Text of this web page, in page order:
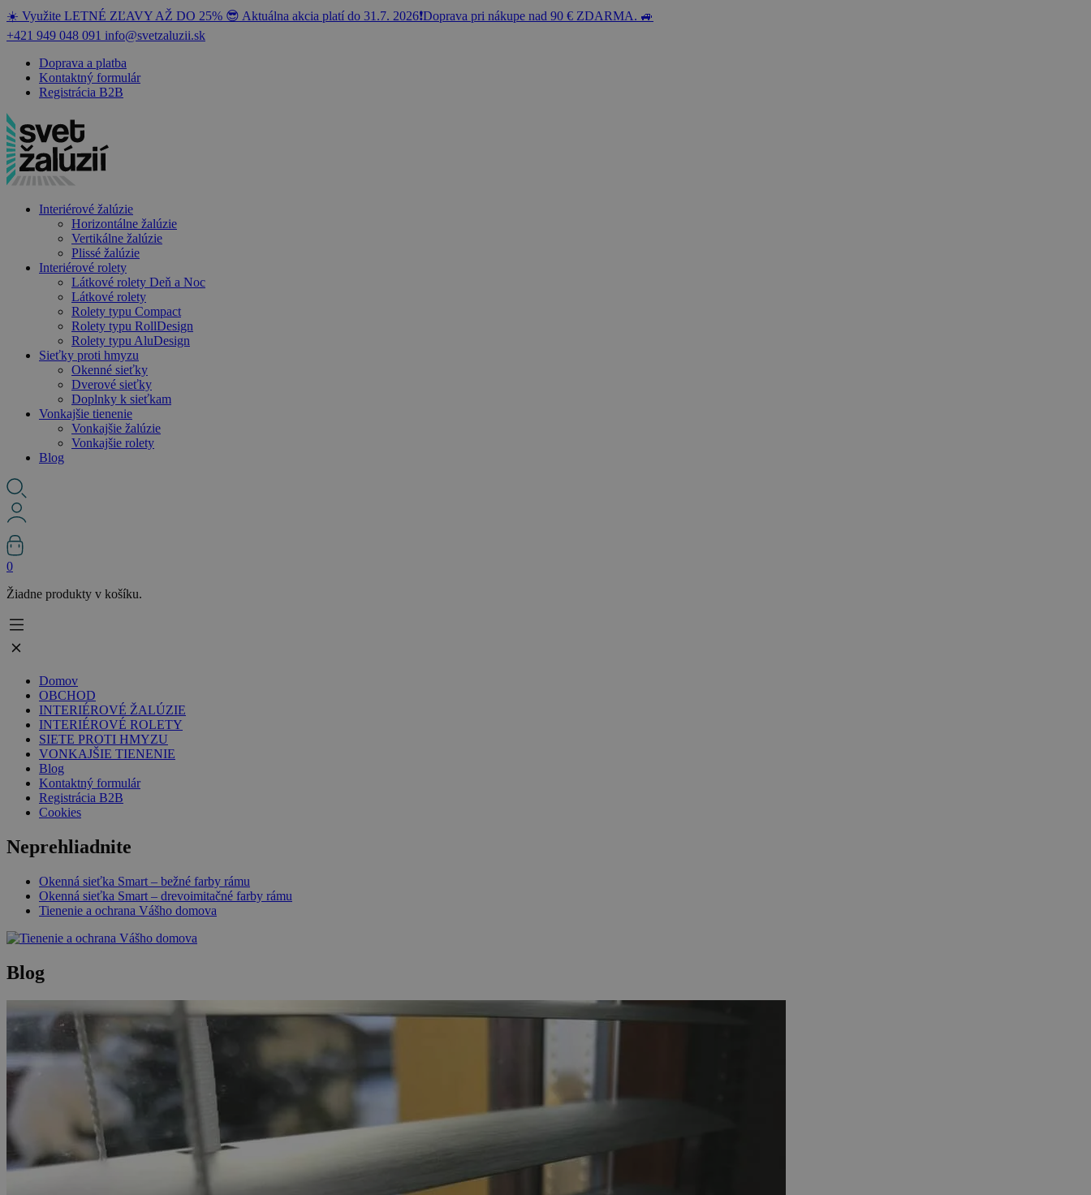
☀️ Využite LETNÉ ZĽAVY AŽ DO 25% 😎 Aktuálna akcia platí do 31.7. 2026❗️Doprava pri nákupe nad 90 € ZDARMA. 🚙
+421 949 048 091 info@svetzaluzii.sk
Doprava a platba
Kontaktný formulár
Registrácia B2B
Interiérové žalúzie
Horizontálne žalúzie
Vertikálne žalúzie
Plissé žalúzie
Interiérové rolety
Látkové rolety Deň a Noc
Látkové rolety
Rolety typu Compact
Rolety typu RollDesign
Rolety typu AluDesign
Sieťky proti hmyzu
Okenné sieťky
Dverové sieťky
Doplnky k sieťkam
Vonkajšie tienenie
Vonkajšie žalúzie
Vonkajšie rolety
Blog
0
Žiadne produkty v košíku.
Domov
OBCHOD
INTERIÉROVÉ ŽALÚZIE
INTERIÉROVÉ ROLETY
SIETE PROTI HMYZU
VONKAJŠIE TIENENIE
Blog
Kontaktný formulár
Registrácia B2B
Cookies
Neprehliadnite
Okenná sieťka Smart – bežné farby rámu
Okenná sieťka Smart – drevoimitačné farby rámu
Tienenie a ochrana Vášho domova
Blog